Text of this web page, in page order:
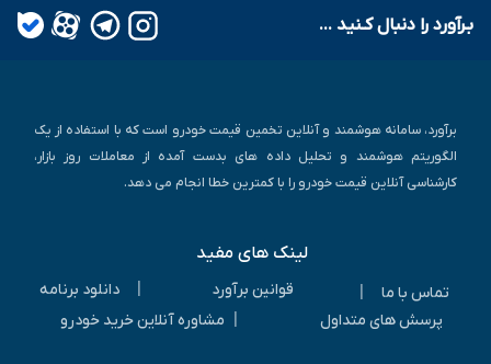
بـرآورد را دنبال کـنید ...
برآورد، سامانه هوشمند و آنلاین تخمین قیمت خودرو است که با استفاده از یک
الگوریتم هوشمند و تحلیل داده های بدست آمده از معاملات روز بازار،
کارشناسی آنلاین قیمت خودرو را با کمترین خطا انجام می دهد.
لینک های مفید
تماس با ما قوانین برآورد
دانلود برنامه
پرسش های متداول
مشاوره آنلاین خرید خودرو